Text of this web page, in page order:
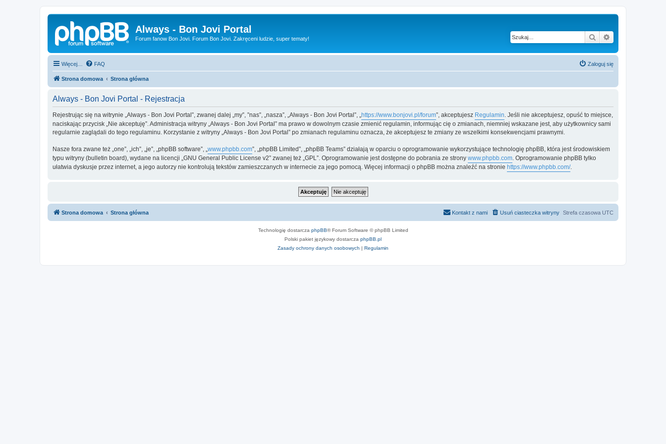
Always - Bon Jovi Portal
Forum fanow Bon Jovi. Forum Bon Jovi. Zakręceni ludzie, super tematy! Szukaj
Więcej… FAQ Zaloguj się
Strona domowa Strona główna
Always - Bon Jovi Portal - Rejestracja
Rejestrując się na witrynie „Always - Bon Jovi Portal”, zwanej dalej „my”, ”nas”, „nasza”, „Always - Bon Jovi Portal”, „ https://www.bonjovi.pl/forum”, akceptujesz Regulamin . Jeśli nie akceptujesz, opuść to miejsce,
naciskając przycisk „Nie akceptuję”. Administracja witryny „Always - Bon Jovi Portal” ma prawo w dowolnym czasie zmienić regulamin, informując cię o zmianach, niemniej wskazane jest, aby użytkownicy sami
regularnie zaglądali do tego regulaminu. Korzystanie z witryny „Always - Bon Jovi Portal” po zmianach regulaminu oznacza, że akceptujesz te zmiany ze wszelkimi konsekwencjami prawnymi.
Nasze fora zwane też „one”, „ich”, „je”, „phpBB software”, „ www.phpbb.com”, „phpBB Limited”, „phpBB Teams” działają w oparciu o oprogramowanie wykorzystujące technologię phpBB, która jest środowiskiem
typu witryny (bulletin board), wydane na licencji „GNU General Public License v2” zwanej też „GPL”. Oprogramowanie jest dostępne do pobrania ze strony www.phpbb.com . Oprogramowanie phpBB tylko
ułatwia dyskusje przez internet, a jego autorzy nie kontrolują tekstów zamieszczanych w internecie za jego pomocą. Więcej informacji o phpBB można znaleźć na stronie https://www.phpbb.com/.
Strona domowa Strona główna Strefa czasowa UTC
Usuń ciasteczka witryny
Kontakt z nami
Technologię dostarcza phpBB® Forum Software © phpBB Limited
Polski pakiet językowy dostarcza phpBB.pl
Zasady ochrony danych osobowych | Regulamin